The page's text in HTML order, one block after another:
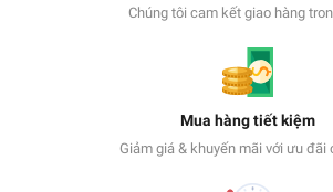
Chúng tôi cam kết giao hàng
Mua hàng tiết kiệm
Giảm giá & khuyến mãi với ưu đãi